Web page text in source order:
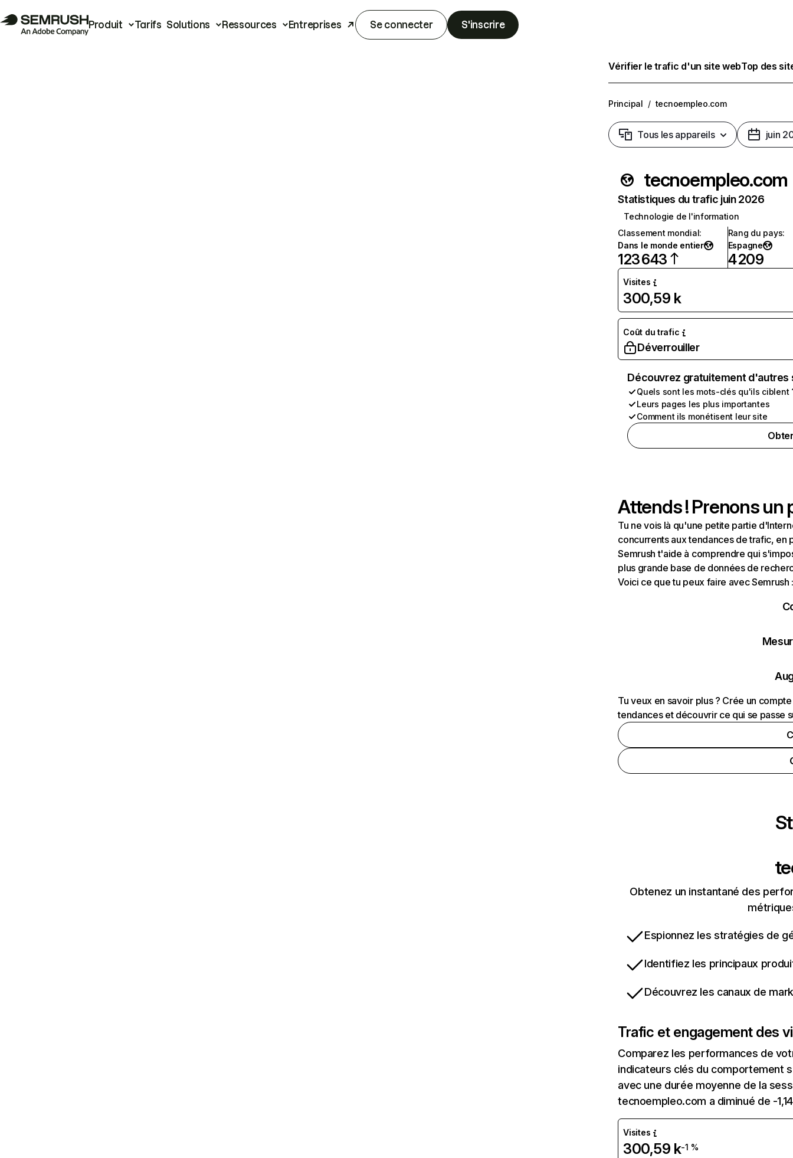
Produit Tarifs Solutions Ressources Entreprises Se connecter S'inscrire
Vérifier le trafic d'un site webTop des
Principal / tecnoempleo.com
Tous les appareils juin
tecnoempleo.com
Statistiques du trafic juin 2026
Technologie de l'information
Classement mondial:
Dans le monde entier
123 643
Rang du pays:
Espagne
4 209
Visites
300,59 k
Coût du trafic
Déverrouiller
Découvrez gratuitement
Quels sont les mots-clés qu'ils ciblent
Leurs pages les plus importantes
Comment ils monétisent leur site
Attends ! Prenons un
Tu ne vois là qu'une petite partie
concurrents aux tendances de trafic, en
Semrush t'aide à comprendre qui
plus grande base de données de
Voici ce que tu peux faire avec Semrush
Tu veux en savoir plus ? Crée un
tendances et découvrir ce qui se passe
Obtenez un instantané des
Espionnez les stratégies de
Identifiez les principaux
Découvrez les canaux de
Trafic et engagement des
Comparez les performances de
indicateurs clés du comportement
avec une durée moyenne de la
tecnoempleo.com a diminué de -
Visites
300,59 k-1 %